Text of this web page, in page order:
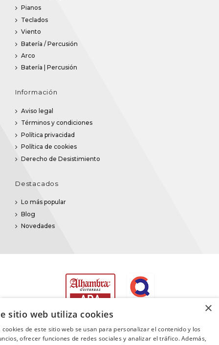
Pianos
Teclados
Viento
Batería / Percusión
Arco
Batería | Percusión
Información
Aviso legal
Términos y condiciones
Política privacidad
Política de cookies
Derecho de Desistimiento
Destacados
Lo más popular
Blog
Novedades
×
sitio web utiliza cookies
cookies de este sitio web se usan para personalizar el contenido y los
ofrecer funciones de redes sociales y analizar el tráfico. Además,